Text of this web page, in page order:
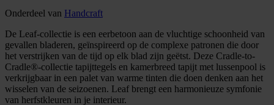
Onderdeel van Handcraft
De Leaf-collectie is een eerbetoon aan de vluchtige schoonheid van
gevallen bladeren, geïnspireerd op de complexe patronen die door
het verstrijken van de tijd op elk blad zijn geëtst. Deze Cradle-to-
Cradle®-collectie tapijttegels en kamerbreed tapijt met lussenpool is
verkrijgbaar in een palet van warme tinten die doen denken aan het
wisselen van de seizoenen. Leaf brengt een harmonieuze symfonie
van herfstkleuren in je interieur.